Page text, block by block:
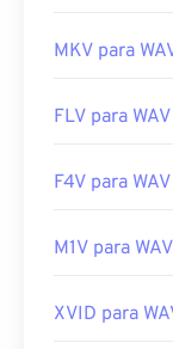
MKV para
FLV para WAV
F4V para WAV
M1V para WAV
XVID para